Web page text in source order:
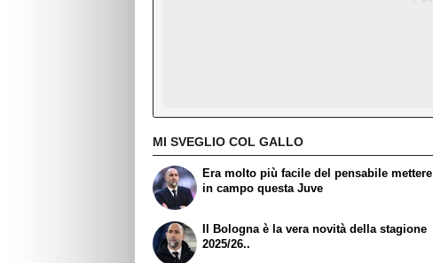
MI SVEGLIO COL GALLO
Era molto più facile del pensabile mettere
in campo questa Juve
Il Bologna è la vera novità della stagione
2025/26..